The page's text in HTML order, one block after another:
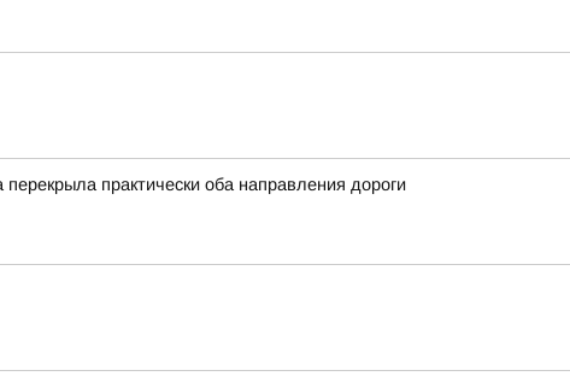
практически оба направления дороги